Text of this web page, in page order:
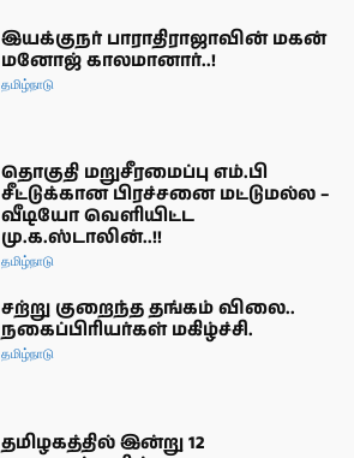
இயக்குநர் பாராதிராஜாவின் மகன்
மனோஜ் காலமானார்..!
தமிழ்நாடு
தொகுதி மறுசீரமைப்பு எம்.பி
சீட்டுக்கான பிரச்சனை மட்டுமல்ல –
வீடியோ வெளியிட்ட
மு.க.ஸ்டாலின்..!!
தமிழ்நாடு
சற்று குறைந்த தங்கம் விலை..
நகைப்பிரியர்கள் மகிழ்ச்சி.
தமிழ்நாடு
தமிழகத்தில் இன்று 12